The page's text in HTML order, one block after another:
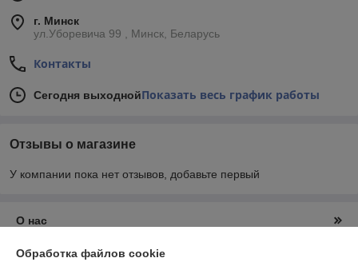
г. Минск
ул.Уборевича 99 , Минск, Беларусь
Контакты
Сегодня выходнойПоказать весь график работы
Отзывы о магазине
У компании пока нет отзывов, добавьте первый
О нас
Контакты
Обработка файлов cookie